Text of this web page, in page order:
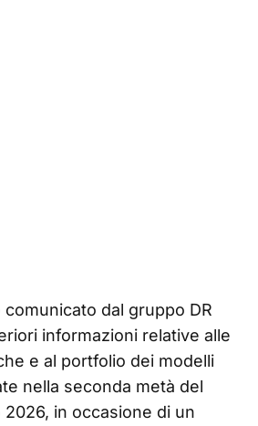
dal gruppo DR
informazioni relative alle
e al portfolio dei modelli
nella seconda metà del
in occasione di un